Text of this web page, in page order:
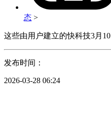
态 >
这些由用户建立的快科技3月10
发布时间：
2026-03-28 06:24